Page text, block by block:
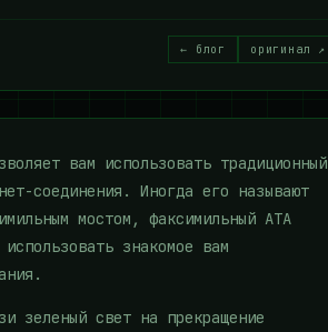
← блог оригинал ↗
вам использовать традиционный
соединения. Иногда его называют
мостом, факсимильный ATA
знакомое вам
зеленый свет на прекращение